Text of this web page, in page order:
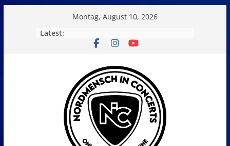
Montag, August 10, 2026
Latest: